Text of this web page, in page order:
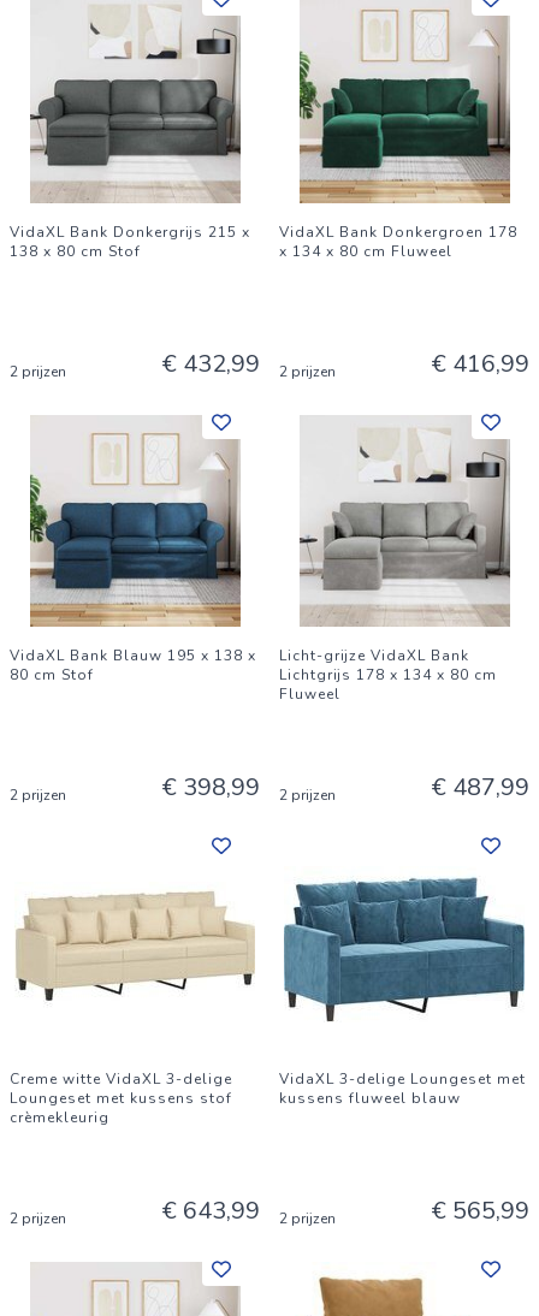
VidaXL Bank Donkergrijs 215 x
138 x 80 cm Stof
2 prijzen € 432,99
VidaXL Bank Donkergroen 178
x 134 x 80 cm Fluweel
2 prijzen € 416,99
VidaXL Bank Blauw 195 x 138 x
80 cm Stof
2 prijzen € 398,99
Licht-grijze VidaXL Bank
Lichtgrijs 178 x 134 x 80 cm
Fluweel
2 prijzen € 487,99
Creme witte VidaXL 3-delige
Loungeset met kussens stof
crèmekleurig
2 prijzen € 643,99
VidaXL 3-delige Loungeset met
kussens fluweel blauw
2 prijzen € 565,99